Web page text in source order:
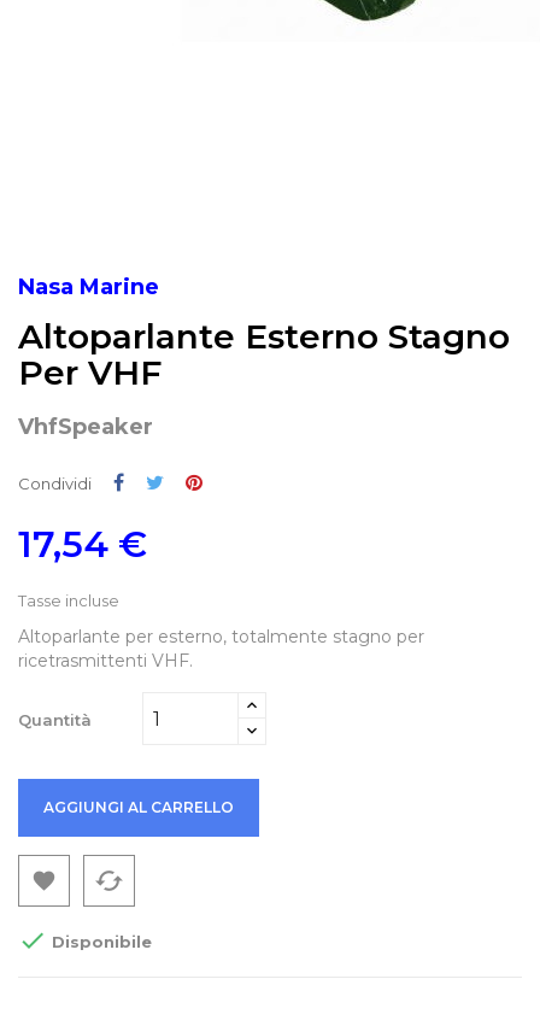
Nasa Marine
Altoparlante Esterno Stagno
Per VHF
VhfSpeaker
Condividi Condividi
Twitta
17,54 €
Tasse incluse
Altoparlante per esterno, totalmente stagno per
ricetrasmittenti VHF.
Quantità
AGGIUNGI AL CARRELLO
 cached
 Disponibile